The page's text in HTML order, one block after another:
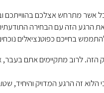
אשר מתרחש אצלכם בהווייתכם
הרגע הזה עם הבחירה
בחייכם כפוטנציאלים
לרוב מתקיימים אתם בעבר,
הלוא זה הרגע המדויק והיחיד,